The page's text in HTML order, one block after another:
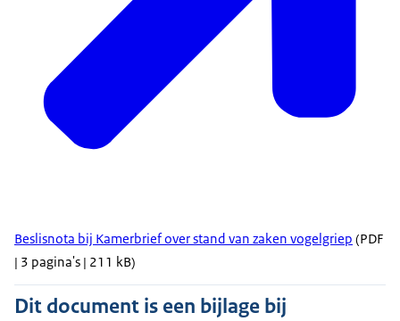
Beslisnota bij Kamerbrief over stand van zaken vogelgriep (PDF
| 3 pagina's | 211 kB)
Dit document is een bijlage bij